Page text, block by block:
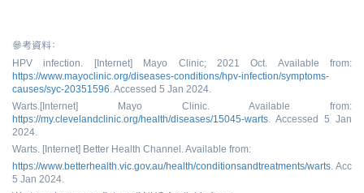
參考資料：
HPV infection. [Internet] Mayo Clinic; 2021 Oct. Available from:
https://www.mayoclinic.org/diseases-conditions/hpv-infection/symptoms-
causes/syc-20351596. Accessed 5 Jan 2024.
Warts.[Internet] Mayo Clinic. Available from:
https://my.clevelandclinic.org/health/diseases/15045-warts. Accessed 5 Jan
2024.
Warts. [Internet] Better Health Channel. Available from:
https://www.betterhealth.vic.gov.au/health/conditionsandtreatments/warts.
5 Jan 2024.